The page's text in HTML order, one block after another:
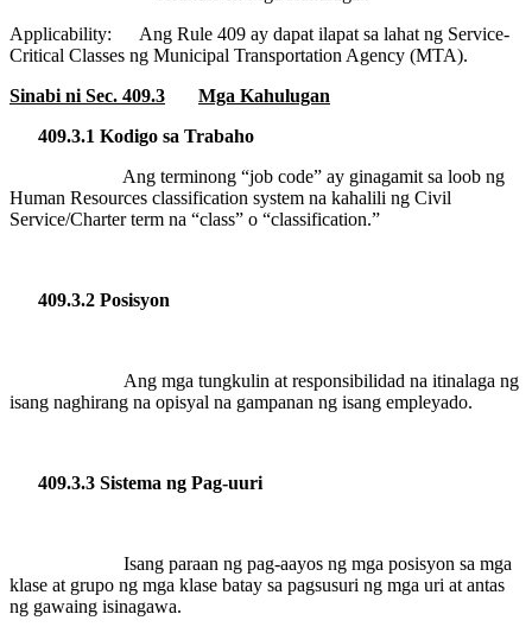
Applicability:
Ang Rule 409 ay dapat ilapat sa lahat ng Service-
Critical Classes ng Municipal Transportation Agency (MTA).
Sinabi ni Sec. 409.3
Mga Kahulugan
409.3.1 Kodigo sa Trabaho
Ang terminong “job code” ay ginagamit sa loob ng
Human Resources classification system na kahalili ng Civil
Service/Charter term na “class” o “classification.”
409.3.2 Posisyon
Ang mga tungkulin at responsibilidad na itinalaga ng
isang naghirang na opisyal na gampanan ng isang empleyado.
409.3.3 Sistema ng Pag-uuri
Isang paraan ng pag-aayos ng mga posisyon sa mga
klase at grupo ng mga klase batay sa pagsusuri ng mga uri at antas
ng gawaing isinagawa.